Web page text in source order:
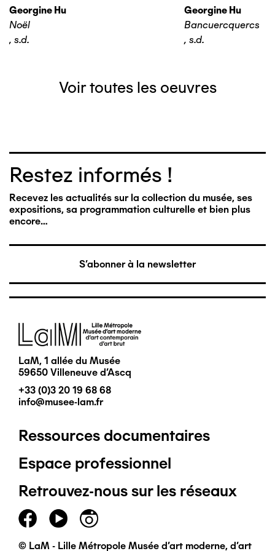
Georgine Hu
Noël
, s.d.
Georgine Hu
Bancuercquercs
, s.d.
Voir toutes les oeuvres
Restez informés !
Recevez les actualités sur la collection du musée, ses
expositions, sa programmation culturelle et bien plus
encore…
S'abonner à la newsletter
Image
LaM, 1 allée du Musée
59650 Villeneuve d'Ascq
+33 (0)3 20 19 68 68
info@musee-lam.fr
Pied
de
page
principal
Ressources documentaires
Espace professionnel
Retrouvez-nous sur les réseaux
© LaM - Lille Métropole Musée d'art moderne, d'art